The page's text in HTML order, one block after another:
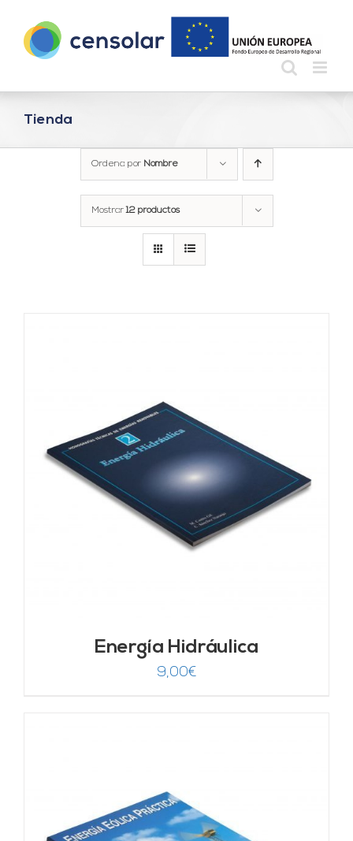
contenido
Tienda
Ordena por Nombre
Mostrar12 productos
Energía Hidráulica
9,00€